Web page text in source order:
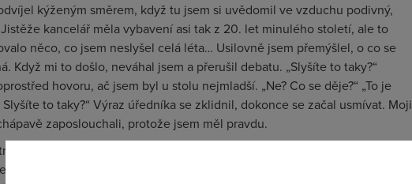
kýženým směrem, když tu jsem si uvědomil ve vzduchu podivný,
kancelář měla vybavení asi tak z 20. let minulého století, ale to
něco, co jsem neslyšel celá léta… Usilovně jsem přemýšlel, o co se
Když mi to došlo, neváhal jsem a přerušil debatu. „Slyšíte to taky?“
hovoru, ač jsem byl u stolu nejmladší. „Ne? Co se děje?“ „To je
to taky?“ Výraz úředníka se zklidnil, dokonce se začal usmívat. Moji
zaposlouchali, protože jsem měl pravdu.
který je užíván v roce 2010. A jak aktivně! Navíc ten zvuk je tak vrytý
jej člověk, jenž pamatuje jejich éru, vůbec nevnímá! Vedle v kanceláři